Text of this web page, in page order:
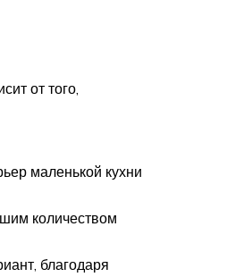
от того,
маленькой кухни
количеством
благодаря